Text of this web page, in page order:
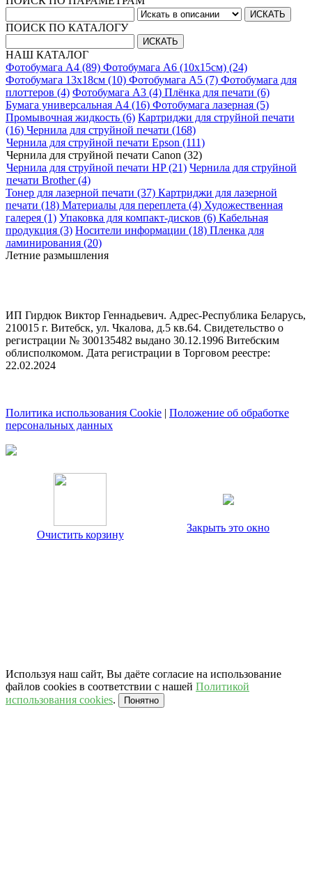
ПОИСК ПО КАТАЛОГУ
НАШ КАТАЛОГ
Фотобумага A4 (89) Фотобумага A6 (10х15см) (24)
Фотобумага 13х18см (10) Фотобумага A5 (7) Фотобумага для
плоттеров (4) Фотобумага A3 (4) Плёнка для печати (6)
Бумага универсальная A4 (16) Фотобумага лазерная (5)
Промывочная жидкость (6) Картриджи для струйной печати
(16) Чернила для струйной печати (168)
Чернила для струйной печати Epson (111)
Чернила для струйной печати Canon (32)
Чернила для струйной печати HP (21) Чернила для струйной
печати Brother (4)
Тонер для лазерной печати (37) Картриджи для лазерной
печати (18) Материалы для переплета (4) Художественная
галерея (1) Упаковка для компакт-дисков (6) Кабельная
продукция (3) Носители информации (18) Пленка для
ламинирования (20)
Летние размышления
ИП Гирдюк Виктор Геннадьевич. Адрес-Республика Беларусь,
210015 г. Витебск, ул. Чкалова, д.5 кв.64. Свидетельство о
регистрации № 300135482 выдано 30.12.1996 Витебским
облисполкомом. Дата регистрации в Торговом реестре:
22.02.2024
Политика использования Cookie | Положение об обработке
персональных данных
Очистить корзину
Закрыть это окно
Используя наш сайт, Вы даёте согласие на использование
файлов cookies в соответствии с нашей Политикой
использования cookies. Понятно